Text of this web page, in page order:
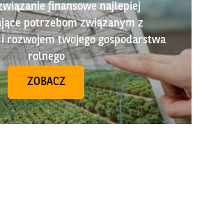
finansowe najlepiej
potrzebom związanym z
rozwojem twojego gospodarstwa
rolnego
ZOBACZ